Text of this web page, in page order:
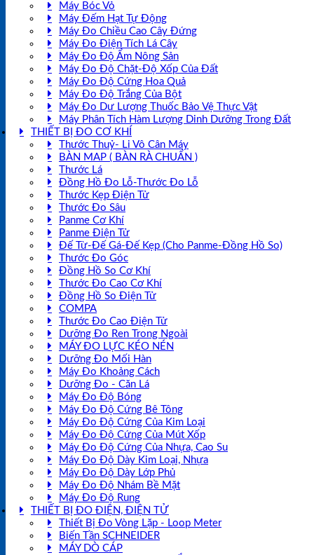
Máy Bóc Vỏ
Máy Đếm Hạt Tự Động
Máy Đo Chiều Cao Cây Đứng
Máy Đo Điện Tích Lá Cây
Máy Đo Độ Ẩm Nông Sản
Máy Đo Độ Chặt-Độ Xốp Của Đất
Máy Đo Độ Cứng Hoa Quả
Máy Đo Độ Trắng Của Bột
Máy Đo Dư Lượng Thuốc Bảo Vệ Thực Vật
Máy Phân Tích Hàm Lượng Dinh Dưỡng Trong Đất
THIẾT BỊ ĐO CƠ KHÍ
Thước Thuỷ- Li Vô Cân Máy
BÀN MAP ( BÀN RÀ CHUẨN )
Thước Lá
Đồng Hồ Đo Lỗ-Thước Đo Lỗ
Thước Kẹp Điện Tử
Thước Đo Sâu
Panme Cơ Khí
Panme Điện Tử
Đế Từ-Đế Gá-Đế Kẹp (Cho Panme-Đồng Hồ So)
Thước Đo Góc
Đồng Hồ So Cơ Khí
Thước Đo Cao Cơ Khí
Đồng Hồ So Điện Tử
COMPA
Thước Đo Cao Điện Tử
Dưỡng Đo Ren Trong Ngoài
MÁY ĐO LỰC KÉO NÉN
Dưỡng Đo Mối Hàn
Máy Đo Khoảng Cách
Dưỡng Đo - Căn Lá
Máy Đo Độ Bóng
Máy Đo Độ Cứng Bê Tông
Máy Đo Độ Cứng Của Kim Loại
Máy Đo Độ Cứng Của Mút Xốp
Máy Đo Độ Cứng Của Nhựa, Cao Su
Máy Đo Độ Dày Kim Loại, Nhựa
Máy Đo Độ Dày Lớp Phủ
Máy Đo Độ Nhám Bề Mặt
Máy Đo Độ Rung
THIẾT BỊ ĐO ĐIỆN, ĐIỆN TỬ
Thiết Bị Đo Vòng Lặp - Loop Meter
Biến Tần SCHNEIDER
MÁY DÒ CÁP